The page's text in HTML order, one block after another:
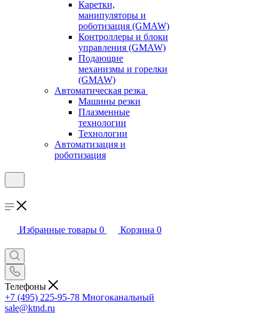
Каретки,
манипуляторы и
роботизация (GMAW)
Контроллеры и блоки
управления (GMAW)
Подающие
механизмы и горелки
(GMAW)
Автоматическая резка
Машины резки
Плазменные
технологии
Технологии
Автоматизация и
роботизация
Избранные товары 0 Корзина 0
Телефоны
+7 (495) 225-95-78 Многоканальный
sale@ktnd.ru